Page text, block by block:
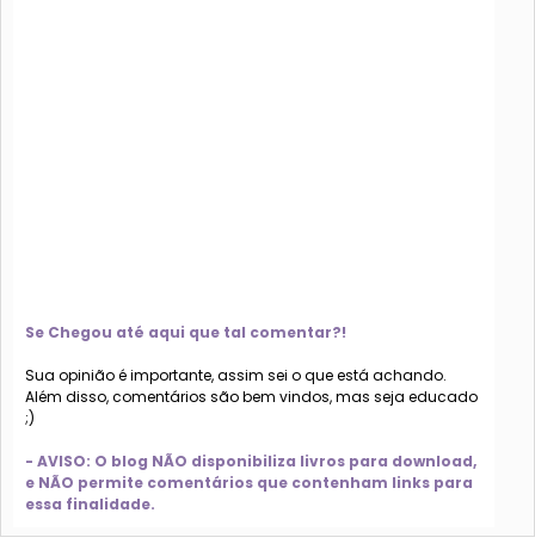
Se Chegou até aqui que tal comentar?!
Sua opinião é importante, assim sei o que está achando.
Além disso, comentários são bem vindos, mas seja educado
;)
- AVISO: O blog NÃO disponibiliza livros para download,
e NÃO permite comentários que contenham links para
essa finalidade.